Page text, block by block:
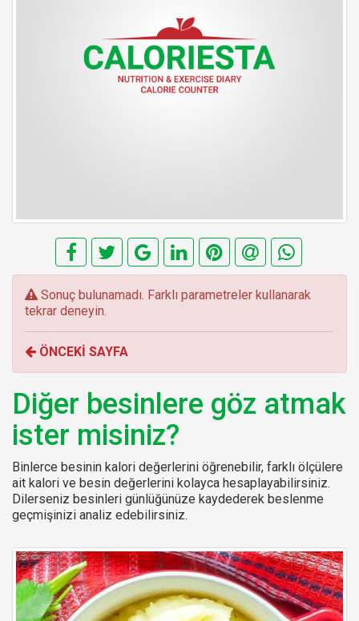
E
r
o
r
:
Sonuç bulunamadı. Farklı parametreler kullanarak
tekrar deneyin.
ÖNCEKİ SAYFA
Diğer besinlere göz atmak
ister misiniz?
Binlerce besinin kalori değerlerini öğrenebilir, farklı ölçülere
ait kalori ve besin değerlerini kolayca hesaplayabilirsiniz.
Dilerseniz besinleri günlüğünüze kaydederek beslenme
geçmişinizi analiz edebilirsiniz.